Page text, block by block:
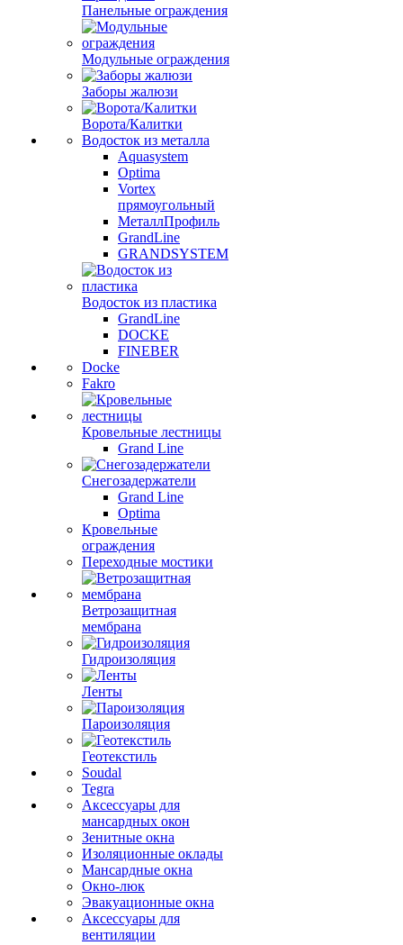
Панельные ограждения
Модульные ограждения
Заборы жалюзи
Ворота/Калитки
Водосток из металла
Aquasystem
Optima
Vortex
прямоугольный
МеталлПрофиль
GrandLine
GRANDSYSTEM
Водосток из пластика
GrandLine
DOCKE
FINEBER
Docke
Fakro
Кровельные лестницы
Grand Line
Снегозадержатели
Grand Line
Optima
Кровельные
ограждения
Переходные мостики
Ветрозащитная
мембрана
Гидроизоляция
Ленты
Пароизоляция
Геотекстиль
Soudal
Tegra
Аксессуары для
мансардных окон
Зенитные окна
Изоляционные оклады
Мансардные окна
Окно-люк
Эвакуационные окна
Аксессуары для
вентиляции